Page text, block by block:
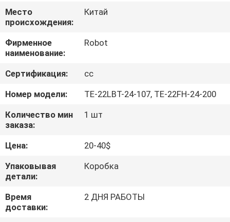
НАС
ПУТЕШЕСТВИЕ
ФАБРИКИ
ПРОВЕРКА
КАЧЕСТВА
СВЯЖИТЕСЬ
МЫ
СПРОСИТЕ
ЦИТАТУ
Место
происхождения:
Китай
Фирменное
наименование:
Robot
Сертификация:
cc
Номер модели:
TE-22LBT-24-107, TE-22FH-24-200
Количество мин
заказа:
1 шт
Цена:
20-40$
Упаковывая
детали:
Коробка
Время
доставки:
2 ДНЯ РАБОТЫ